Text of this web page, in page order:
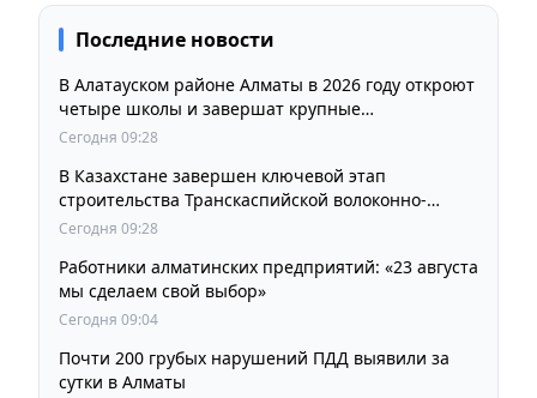
Последние новости
В Алатауском районе Алматы в 2026 году откроют
четыре школы и завершат крупные
инфраструктурные проекты
Сегодня 09:28
В Казахстане завершен ключевой этап
строительства Транскаспийской волоконно-
оптической линии связи
Сегодня 09:28
Работники алматинских предприятий: «23 августа
мы сделаем свой выбор»
Сегодня 09:04
Почти 200 грубых нарушений ПДД выявили за
сутки в Алматы